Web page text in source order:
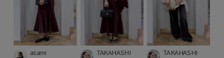
asami
TAKAHASHI
TAKAHASHI